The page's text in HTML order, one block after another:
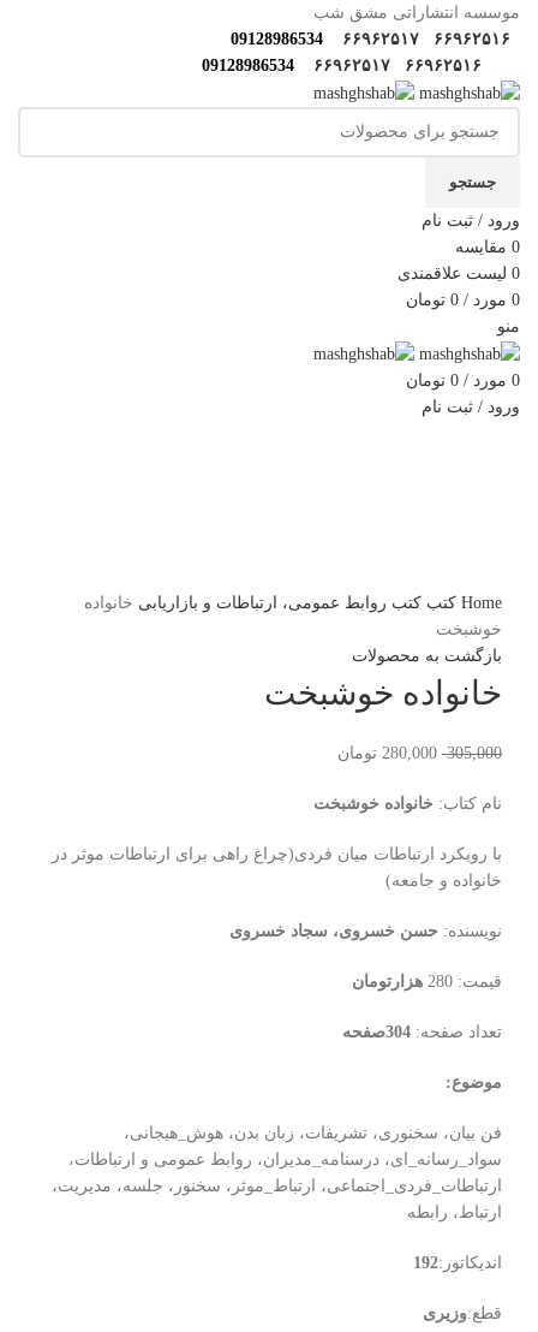
موسسه انتشاراتی مشق شب
۶۶۹۶۲۵۱۶
۶۶۹۶۲۵۱۷
09128986534
۶۶۹۶۲۵۱۶
۶۶۹۶۲۵۱۷ 09128986534
جستجو
ورود / ثبت نام
0 مقایسه
0 لیست علاقمندی
0 مورد /
0 تومان
منو
0 مورد /
0 تومان
ورود / ثبت نام
Home کتب کتب روابط عمومی، ارتباطات و بازاریابی خانواده
خوشبخت
بازگشت به محصولات
خانواده خوشبخت
305,000
280,000 تومان
نام کتاب: خانواده خوشبخت
با رویکرد ارتباطات میان فردی(چراغ راهی برای ارتباطات موثر در
خانواده و جامعه)
نویسنده: حسن خسروی، سجاد خسروی
قیمت: 280 هزارتومان
تعداد صفحه: 304صفحه
موضوع:
فن بیان، سخنوری، تشریفات، زبان بدن، هوش_هیجانی،
سواد_رسانه_ای، درسنامه_مدیران، روابط عمومی و ارتباطات،
ارتباطات_فردی_اجتماعی، ارتباط_موثر، سخنور، جلسه، مدیریت،
ارتباط، رابطه
اندیکاتور:192
قطع:وزیری